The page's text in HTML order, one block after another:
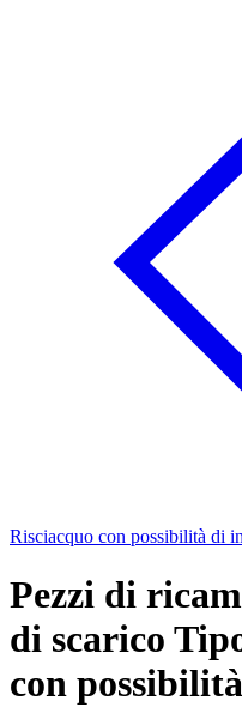
Risciacquo con possibilità di
Pezzi di
di scarico
con